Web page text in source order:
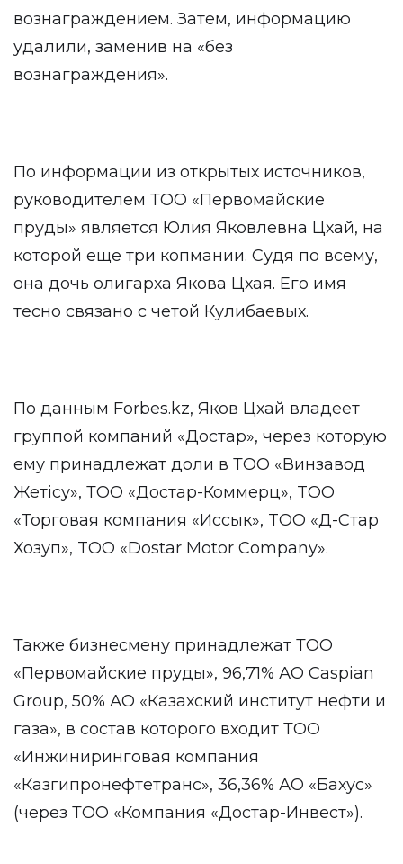
вознаграждением. Затем, информацию
удалили, заменив на «без
вознаграждения».
По информации из открытых источников,
руководителем ТОО «Первомайские
пруды» является Юлия Яковлевна Цхай, на
которой еще три копмании. Судя по всему,
она дочь олигарха Якова Цхая. Его имя
тесно связано с четой Кулибаевых.
По данным Forbes.kz, Яков Цхай владеет
группой компаний «Достар», через которую
ему принадлежат доли в ТОО «Винзавод
Жетiсу», ТОО «Достар-Коммерц», TOO
«Торговая компания «Иссык», TOO «Д-Стар
Хозуп», TOO «Dostar Motor Company».
Также бизнесмену принадлежат ТОО
«Первомайские пруды», 96,71% АО Caspian
Group, 50% АО «Казахский институт нефти и
газа», в состав которого входит ТОО
«Инжиниринговая компания
«Казгипронефтетранс», 36,36% АО «Бахус»
(через ТОО «Компания «Достар-Инвест»).